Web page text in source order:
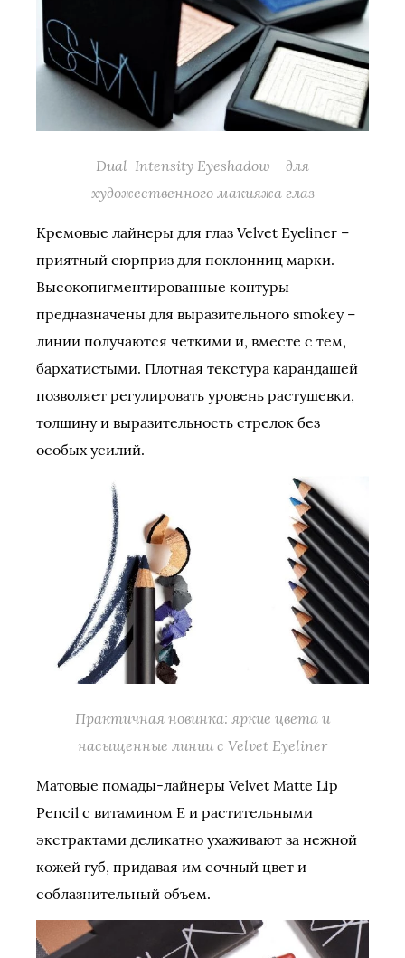
Dual-Intensity Eyeshadow – для
художественного макияжа глаз
Кремовые лайнеры для глаз Velvet Eyeliner –
приятный сюрприз для поклонниц марки.
Высокопигментированные контуры
предназначены для выразительного smokey –
линии получаются четкими и, вместе с тем,
бархатистыми. Плотная текстура карандашей
позволяет регулировать уровень растушевки,
толщину и выразительность стрелок без
особых усилий.
Практичная новинка: яркие цвета и
насыщенные линии с Velvet Eyeliner
Матовые помады-лайнеры Velvet Matte Lip
Pencil с витамином Е и растительными
экстрактами деликатно ухаживают за нежной
кожей губ, придавая им сочный цвет и
соблазнительный объем.